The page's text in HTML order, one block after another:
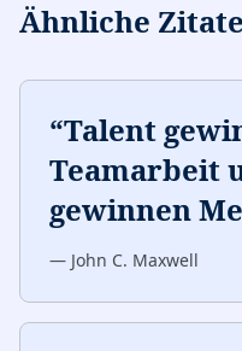
Ähnliche Zitate
“Talent
Teamarbeit
gewinnen
— John C. Maxwell